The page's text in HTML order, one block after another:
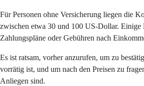
Für Personen ohne Versicherung liegen die
zwischen etwa 30 und 100 US-Dollar. Einige
Zahlungspläne oder Gebühren nach
Es ist ratsam, vorher anzurufen, um zu
vorrätig ist, und um nach den Preisen zu
Anliegen sind.